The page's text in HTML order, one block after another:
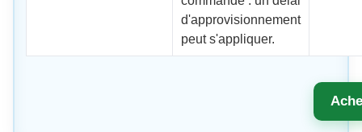
d'approvisionnement
peut s'appliquer.